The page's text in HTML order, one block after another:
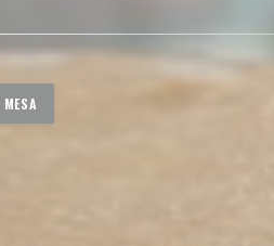
MESA